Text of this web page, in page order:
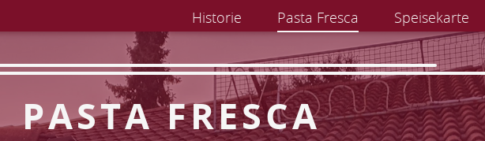
Historie Pasta Fresca Speisekarte
PASTA FRESCA